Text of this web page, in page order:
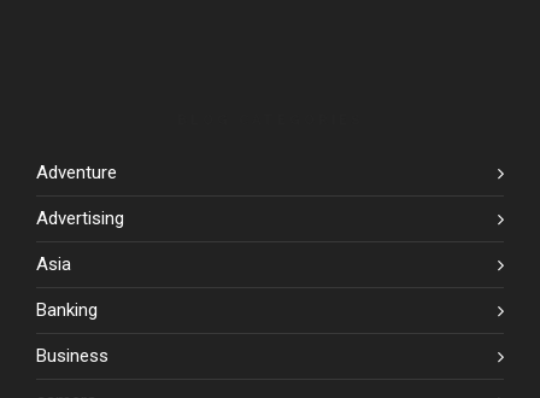
Adventure
Advertising
Asia
Banking
Business